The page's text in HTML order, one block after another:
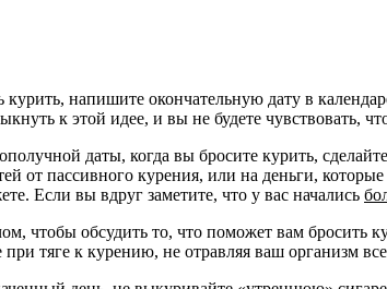
курить, напишите окончательную дату в
к этой идее, и вы не будете чувствовать,
даты, когда вы бросите курить,
от пассивного курения, или на деньги,
Если вы вдруг заметите, что у вас начались
чтобы обсудить то, что поможет вам
тяге к курению, не отравляя ваш организм